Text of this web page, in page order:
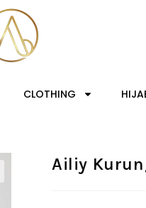
CLOTHING
Ailiy